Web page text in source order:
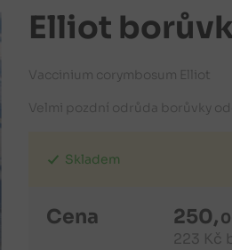
Elliot
Vaccinium corymbosum Elliot
Velmi pozdní odrůda borůvky
Skladem
Cena 250,
223 Kč